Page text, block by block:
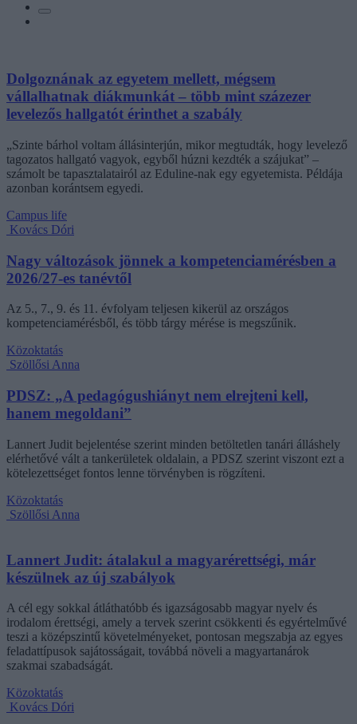
Dolgoznának az egyetem mellett, mégsem
vállalhatnak diákmunkát – több mint százezer
levelezős hallgatót érinthet a szabály
„Szinte bárhol voltam állásinterjún, mikor megtudták, hogy levelező
tagozatos hallgató vagyok, egyből húzni kezdték a szájukat” –
számolt be tapasztalatairól az Eduline-nak egy egyetemista. Példája
azonban korántsem egyedi.
Campus life
Kovács Dóri
Nagy változások jönnek a kompetenciamérésben a
2026/27-es tanévtől
Az 5., 7., 9. és 11. évfolyam teljesen kikerül az országos
kompetenciamérésből, és több tárgy mérése is megszűnik.
Közoktatás
Szöllősi Anna
PDSZ: „A pedagógushiányt nem elrejteni kell,
hanem megoldani”
Lannert Judit bejelentése szerint minden betöltetlen tanári álláshely
elérhetővé vált a tankerületek oldalain, a PDSZ szerint viszont ezt a
kötelezettséget fontos lenne törvényben is rögzíteni.
Közoktatás
Szöllősi Anna
Lannert Judit: átalakul a magyarérettségi, már
készülnek az új szabályok
A cél egy sokkal átláthatóbb és igazságosabb magyar nyelv és
irodalom érettségi, amely a tervek szerint csökkenti és egyértelművé
teszi a középszintű követelményeket, pontosan megszabja az egyes
feladattípusok sajátosságait, továbbá növeli a magyartanárok
szakmai szabadságát.
Közoktatás
Kovács Dóri